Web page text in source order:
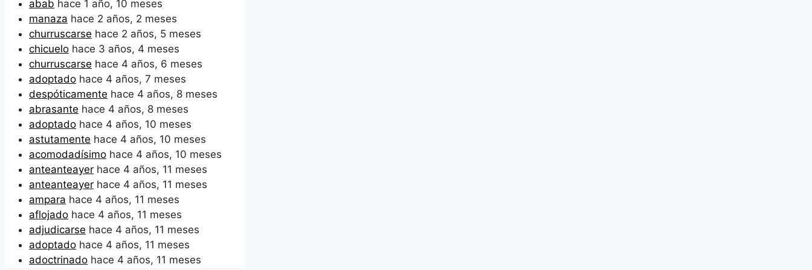
abab hace 1 año, 10 meses
manaza hace 2 años, 2 meses
churruscarse hace 2 años, 5 meses
chicuelo hace 3 años, 4 meses
churruscarse hace 4 años, 6 meses
adoptado hace 4 años, 7 meses
despóticamente hace 4 años, 8 meses
abrasante hace 4 años, 8 meses
adoptado hace 4 años, 10 meses
astutamente hace 4 años, 10 meses
acomodadísimo hace 4 años, 10 meses
anteanteayer hace 4 años, 11 meses
anteanteayer hace 4 años, 11 meses
ampara hace 4 años, 11 meses
aflojado hace 4 años, 11 meses
adjudicarse hace 4 años, 11 meses
adoptado hace 4 años, 11 meses
adoctrinado hace 4 años, 11 meses